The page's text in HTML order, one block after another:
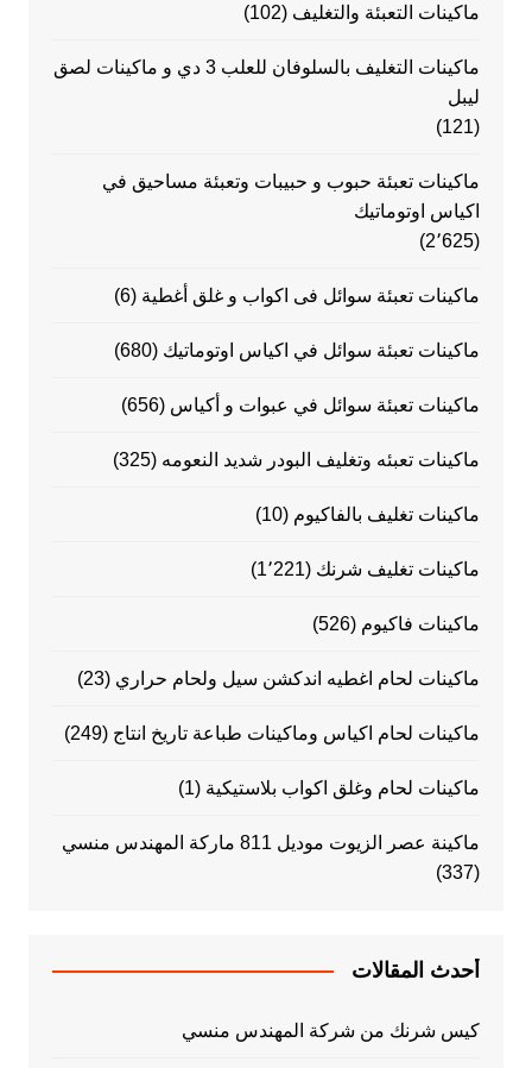
ماكينات التعبئة والتغليف (102)
ماكينات التغليف بالسلوفان للعلب 3 دي و ماكينات لصق
ليبل
(121)
ماكينات تعبئة حبوب و حبيبات وتعبئة مساحيق في
اكياس اوتوماتيك
(2٬625)
ماكينات تعبئة سوائل فى اكواب و غلق أغطية (6)
ماكينات تعبئة سوائل في اكياس اوتوماتيك (680)
ماكينات تعبئة سوائل في عبوات و أكياس (656)
ماكينات تعبئه وتغليف البودر شديد النعومه (325)
ماكينات تغليف بالفاكيوم (10)
ماكينات تغليف شرنك (1٬221)
ماكينات فاكيوم (526)
ماكينات لحام اغطيه اندكشن سيل ولحام حراري (23)
ماكينات لحام اكياس وماكينات طباعة تاريخ انتاج (249)
ماكينات لحام وغلق اكواب بلاستيكية (1)
ماكينة عصر الزيوت موديل 811 ماركة المهندس منسي
(337)
أحدث المقالات
كيس شرنك من شركة المهندس منسي